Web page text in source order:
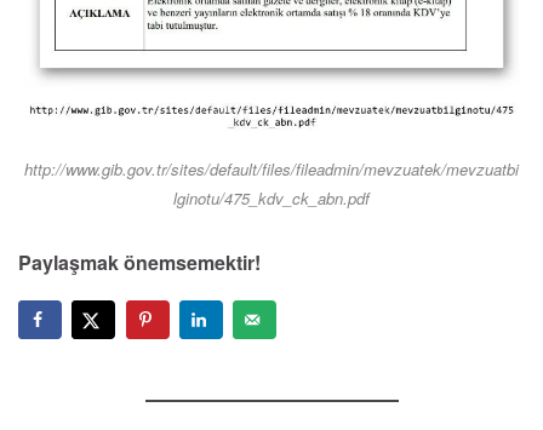
http://www.gib.gov.tr/sites/default/files/fileadmin/mevzuatek/mevzuatbi
lginotu/475_kdv_ck_abn.pdf
Paylaşmak önemsemektir!